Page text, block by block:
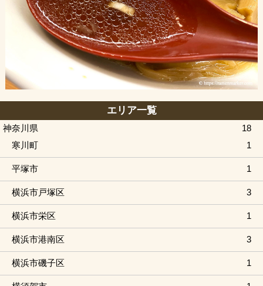
エリア一覧
神奈川県
18
寒川町
1
平塚市 1
横浜市戸塚区 3
横浜市栄区 1
横浜市港南区 3
横浜市磯子区 1